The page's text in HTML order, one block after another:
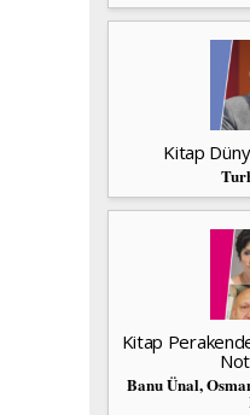
Kitap
Kitap
Banu Ünal,